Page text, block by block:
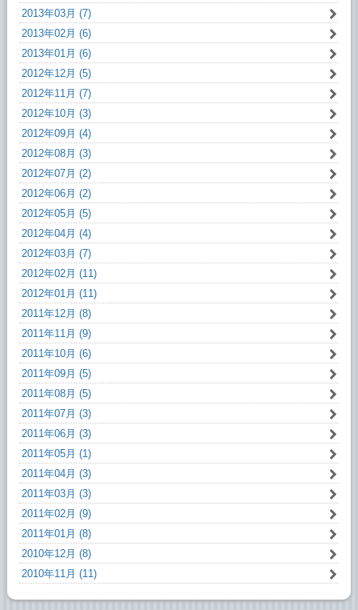
2013年03月 (7)
2013年02月 (6)
2013年01月 (6)
2012年12月 (5)
2012年11月 (7)
2012年10月 (3)
2012年09月 (4)
2012年08月 (3)
2012年07月 (2)
2012年06月 (2)
2012年05月 (5)
2012年04月 (4)
2012年03月 (7)
2012年02月 (11)
2012年01月 (11)
2011年12月 (8)
2011年11月 (9)
2011年10月 (6)
2011年09月 (5)
2011年08月 (5)
2011年07月 (3)
2011年06月 (3)
2011年05月 (1)
2011年04月 (3)
2011年03月 (3)
2011年02月 (9)
2011年01月 (8)
2010年12月 (8)
2010年11月 (11)